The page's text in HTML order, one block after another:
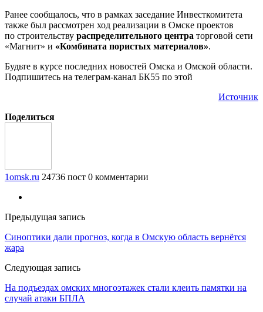
Ранее сообщалось, что в рамках заседание Инвесткомитета
также был рассмотрен ход реализации в Омске проектов
по строительству распределительного центра торговой сети
«Магнит» и «Комбината пористых материалов».
Будьте в курсе последних новостей Омска и Омской области.
Подпишитесь на телеграм-канал БК55 по этой
Источник
Поделиться
1omsk.ru 24736 пост 0 комментарии
Предыдущая запись
Синоптики дали прогноз, когда в Омскую область вернётся
жара
Следующая запись
На подъездах омских многоэтажек стали клеить памятки на
случай атаки БПЛА